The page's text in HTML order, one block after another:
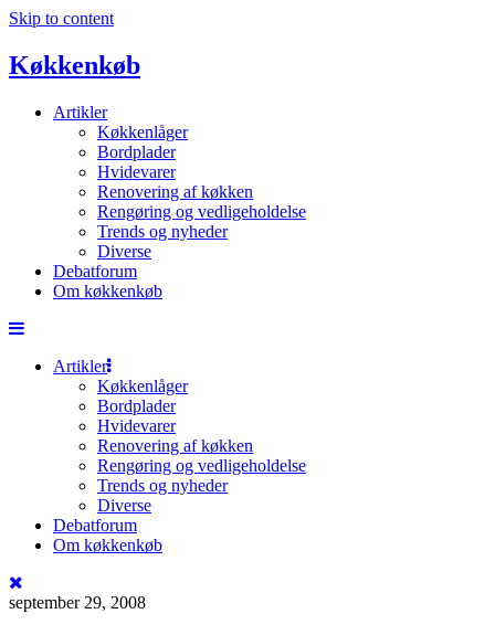
Skip to content
Køkkenkøb
Artikler
Køkkenlåger
Bordplader
Hvidevarer
Renovering af køkken
Rengøring og vedligeholdelse
Trends og nyheder
Diverse
Debatforum
Om køkkenkøb
Artikler
Køkkenlåger
Bordplader
Hvidevarer
Renovering af køkken
Rengøring og vedligeholdelse
Trends og nyheder
Diverse
Debatforum
Om køkkenkøb
september 29, 2008